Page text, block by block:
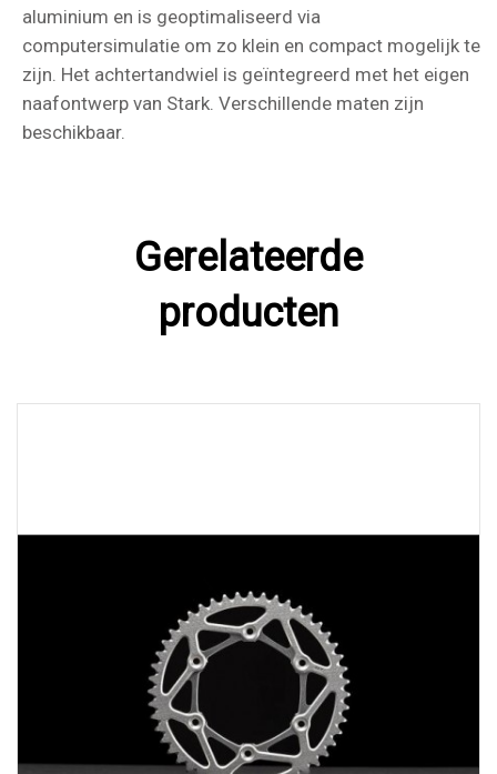
aluminium en is geoptimaliseerd via
computersimulatie om zo klein en compact mogelijk te
zijn. Het achtertandwiel is geïntegreerd met het eigen
naafontwerp van Stark. Verschillende maten zijn
beschikbaar.
Gerelateerde
producten